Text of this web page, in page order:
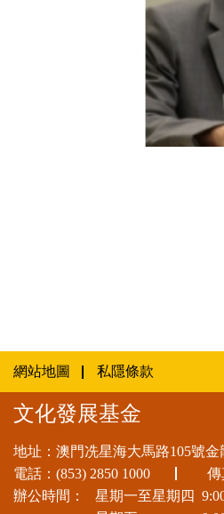
網站地圖 私隱條款
文化發展基金
地址：澳門冼星海大馬路105號金
電話： (853) 2850 1000 傳
辦公時間： 星期一至星期四